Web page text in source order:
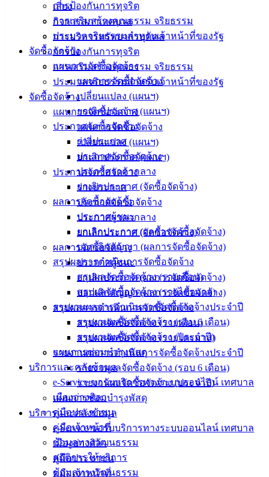
การป้องกันการทุจริต
การเสริมสร้างคุณธรรม จริยธรรม
ประมวลจริยธรรมสำหรับเจ้าหน้าที่ของรัฐ
จัดซื้อจัดจ้าง
แผนการจัดซื้อจัดจ้าง
แผนการจัดซื้อจัดจ้าง
เปลี่ยนแปลง (แผนฯ)
ยกเลิกประกาศ (แผนฯ)
ประกาศจัดซื้อจัดจ้าง
ร่างประกาศ
ประกาศจัดซื้อจัดจ้าง
ประกาศราคากลาง
ยกเลิกประกาศ (จัดซื้อจัดจ้าง)
ผลการจัดซื้อจัดจ้าง
ประกาศผู้ชนะ
ยกเลิกประกาศ (ผลการจัดซื้อจัดจ้าง)
บอกเลิกสัญญา (ผลการจัดซื้อจัดจ้าง)
สรุปผลการดำเนินการจัดซื้อจัดจ้าง
สรุปผลจัดซื้อจัดจ้าง (รายเดือน)
สรุปผลจัดซื้อจัดจ้าง (รายไตรมาส)
รายงานผลการดำเนินการจัดซื้อจัดจ้างประจำปี
รายงานผลจัดซื้อจัดจ้าง (รอบ 6 เดือน)
รายงานผลจัดซื้อจัดจ้าง (ประจำปี)
แผนการซ่อมบำรุงพัสดุ
บริการและคลังข้อมูล
e-Service ขอรับบริการทางระบบออนไลน์ เทศบาล
เมืองอ่างศิลา
คู่มือประชาชน
คู่มือเจ้าหน้าที่
ข้อมูลทางวัฒนธรรม
สถิติการให้บริการ
ข้อมูลทางวัฒนธรรม
เสี่ยง
กิจการสภาเทศบาล
การบริหารทรัพยากรบุคคล
การป้องกันการทุจริต
การเสริมสร้างคุณธรรม จริยธรรม
ประมวลจริยธรรมสำหรับเจ้าหน้าที่ของรัฐ
จัดซื้อจัดจ้าง
แผนการจัดซื้อจัดจ้าง
แผนการจัดซื้อจัดจ้าง
เปลี่ยนแปลง (แผนฯ)
ยกเลิกประกาศ (แผนฯ)
ประกาศจัดซื้อจัดจ้าง
ร่างประกาศ
ประกาศจัดซื้อจัดจ้าง
ประกาศราคากลาง
ยกเลิกประกาศ (จัดซื้อจัดจ้าง)
ผลการจัดซื้อจัดจ้าง
ประกาศผู้ชนะ
ยกเลิกประกาศ (ผลการจัดซื้อจัดจ้าง)
บอกเลิกสัญญา (ผลการจัดซื้อจัดจ้าง)
สรุปผลการดำเนินการจัดซื้อจัดจ้าง
สรุปผลจัดซื้อจัดจ้าง (รายเดือน)
สรุปผลจัดซื้อจัดจ้าง (รายไตรมาส)
รายงานผลการดำเนินการจัดซื้อจัดจ้างประจำปี
รายงานผลจัดซื้อจัดจ้าง (รอบ 6 เดือน)
รายงานผลจัดซื้อจัดจ้าง (ประจำปี)
แผนการซ่อมบำรุงพัสดุ
บริการและคลังข้อมูล
e-Service ขอรับบริการทางระบบออนไลน์ เทศบาล
เมืองอ่างศิลา
คู่มือประชาชน
คู่มือเจ้าหน้าที่
ดาวน์โหลด
ฟอร์ม,
เอกสาร
สำหรับ
ประชาชน/
คู่มือการ
อิเล็กทรอนิกส์
(Knowledge
Management)
เทศบาล
สายตรง
ประวัติ
เทศบาล
ผู้บริหาร
หัวหน้า